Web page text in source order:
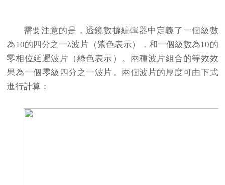
需要注意的是，透鏡數據編輯器中定義了一個級數
為10的四分之一λ波片（紫色表示），和一個級數為10的
零相位延遲波片（綠色表示）。兩種波片組合的等效效
果為一個零級四分之一波片。兩個波片的厚度可由下式
進行計算：